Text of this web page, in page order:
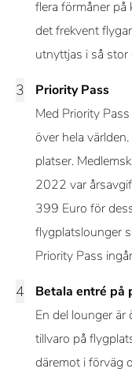
flera förmåner på
det frekvent
utnyttjas i så
Priority Pass
Med Priority
över hela
platser.
2022 var
399 Euro för
flygplatslounger
Priority Pass
Betala entré på
En del lounger är
tillvaro på
däremot i förväg